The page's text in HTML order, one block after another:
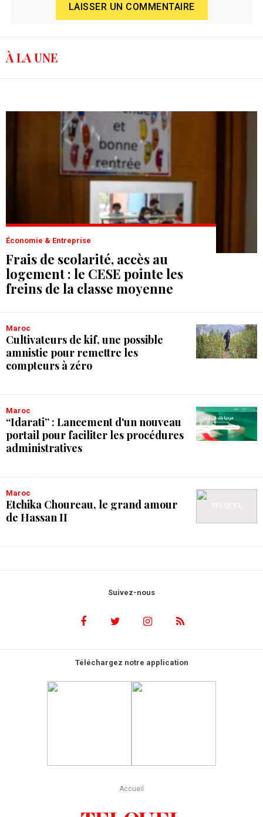
LAISSER UN COMMENTAIRE
À LA UNE
Économie & Entreprise
Frais de scolarité, accès au
logement : le CESE pointe les
freins de la classe moyenne
Maroc
Cultivateurs de kif, une possible
amnistie pour remettre les
compteurs à zéro
Maroc
“Idarati” : Lancement d'un nouveau
portail pour faciliter les procédures
administratives
Maroc
Etchika Choureau, le grand amour
de Hassan II
Suivez-nous
Téléchargez notre application
Accueil